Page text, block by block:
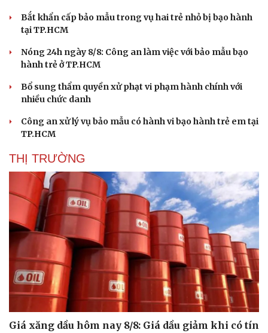
Hạt giống tâm hồn
Bắt khẩn cấp bảo mẫu trong vụ hai trẻ nhỏ bị bạo hành
tại TP.HCM
Nóng 24h ngày 8/8: Công an làm việc với bảo mẫu bạo
hành trẻ ở TP.HCM
Bổ sung thẩm quyền xử phạt vi phạm hành chính với
nhiều chức danh
Công an xử lý vụ bảo mẫu có hành vi bạo hành trẻ em tại
TP.HCM
THỊ TRƯỜNG
Giá xăng dầu hôm nay 8/8: Giá dầu giảm khi có tín